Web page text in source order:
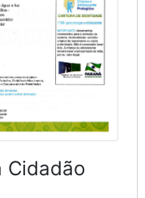
Cidadão